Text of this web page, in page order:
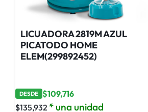
LICUADORA 2819M AZUL
PICATODO HOME
ELEM(299892452)
DESDE $109,716
$135,932 * una unidad